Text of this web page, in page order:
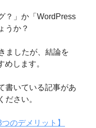
？」か「WordPress
うか？
ましたが、結論を
します。
書いている記事があ
ださい。
のデメリット】